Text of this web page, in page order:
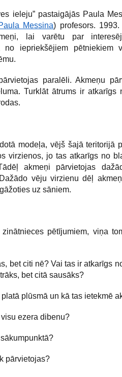
ieleju” pastaigājās Paula
Messina) profesors.
lai varētu par
no iepriekšējiem pētniekiem
paralēli. Akmeņu
Turklāt ātrums ir atkarīgs
modeļa, vējš šajā teritorijā
virzienos, jo tas atkarīgs no
akmeņi pārvietojas
vēju virzienu dēļ
uz sāniem.
pētījumiem, viņa
bet citi nē? Vai tas ir atkarīgs
bet citā sausāks?
plūsmā un kā tas ietekmē
visu ezera dibenu?
pārvietojas?